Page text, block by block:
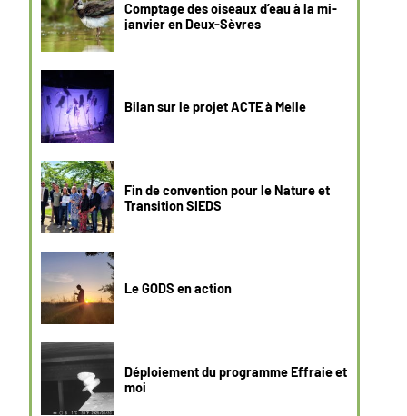
Comptage des oiseaux d’eau à la mi-
janvier en Deux-Sèvres
Bilan sur le projet ACTE à Melle
Fin de convention pour le Nature et
Transition SIEDS
Le GODS en action
Déploiement du programme Effraie et
moi